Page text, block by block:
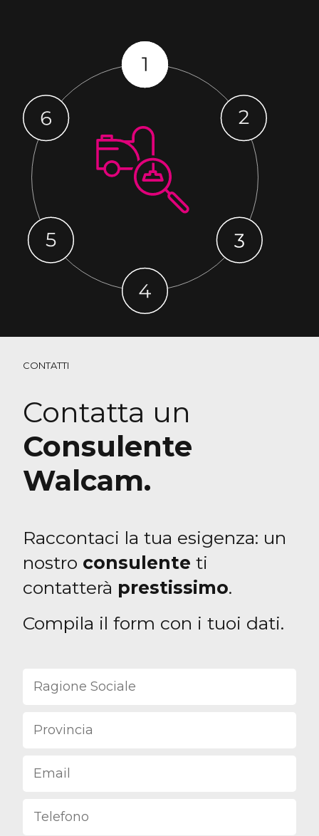
CONTATTI
Contatta un
Consulente
Walcam.
Raccontaci la tua esigenza: un
nostro consulente ti
contatterà prestissimo.
Compila il form con i tuoi dati.